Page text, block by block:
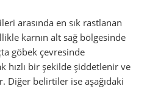
arasında en sık rastlanan
karnın alt sağ bölgesinde
göbek çevresinde
hızlı bir şekilde şiddetlenir ve
Diğer belirtiler ise aşağıdaki